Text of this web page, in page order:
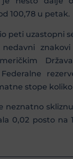
100,78 u petak.
peti uzastopni
stope
neznatno
0,02 posto na